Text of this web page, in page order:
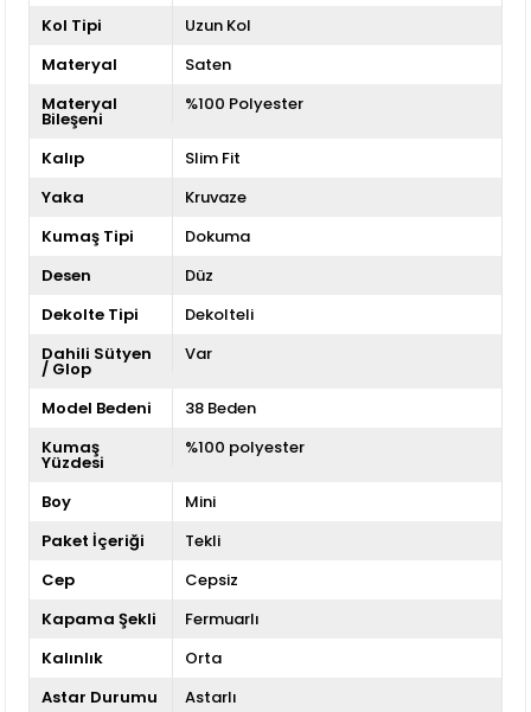
Kol Tipi
Uzun Kol
Materyal
Saten
Materyal
Bileşeni
%100 Polyester
Kalıp
Slim Fit
Yaka
Kruvaze
Kumaş Tipi
Dokuma
Desen
Düz
Dekolte Tipi
Dekolteli
Dahili Sütyen
/ Glop
Var
Model Bedeni
38 Beden
Kumaş
Yüzdesi
%100 polyester
Boy
Mini
Paket İçeriği
Tekli
Cep
Cepsiz
Kapama Şekli
Fermuarlı
Kalınlık
Orta
Astar Durumu
Astarlı